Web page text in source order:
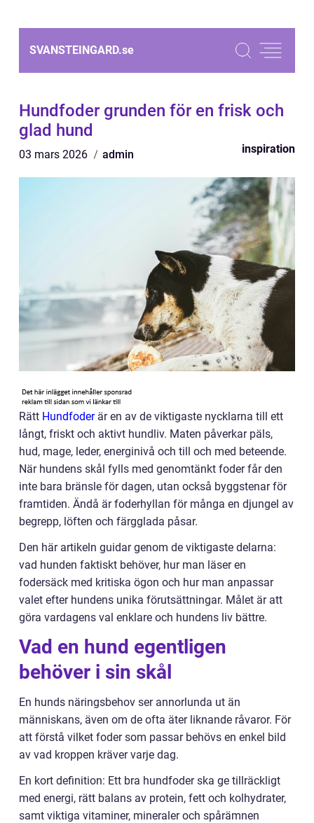
SVANSTEINGARD.se
Hundfoder grunden för en frisk och
glad hund
03 mars 2026 admin inspiration
Rätt Hundfoderär en av de viktigaste nycklarna till ett
långt, friskt och aktivt hundliv. Maten påverkar päls,
hud, mage, leder, energinivå och till och med beteende.
När hundens skål fylls med genomtänkt foder får den
inte bara bränsle för dagen, utan också byggstenar för
framtiden. Ändå är foderhyllan för många en djungel av
begrepp, löften och färgglada påsar.
Den här artikeln guidar genom de viktigaste delarna:
vad hunden faktiskt behöver, hur man läser en
fodersäck med kritiska ögon och hur man anpassar
valet efter hundens unika förutsättningar. Målet är att
göra vardagens val enklare och hundens liv bättre.
Vad en hund egentligen
behöver i sin skål
En hunds näringsbehov ser annorlunda ut än
människans, även om de ofta äter liknande råvaror. För
att förstå vilket foder som passar behövs en enkel bild
av vad kroppen kräver varje dag.
En kort definition: Ett bra hundfoder ska ge tillräckligt
med energi, rätt balans av protein, fett och kolhydrater,
samt viktiga vitaminer, mineraler och spårämnen